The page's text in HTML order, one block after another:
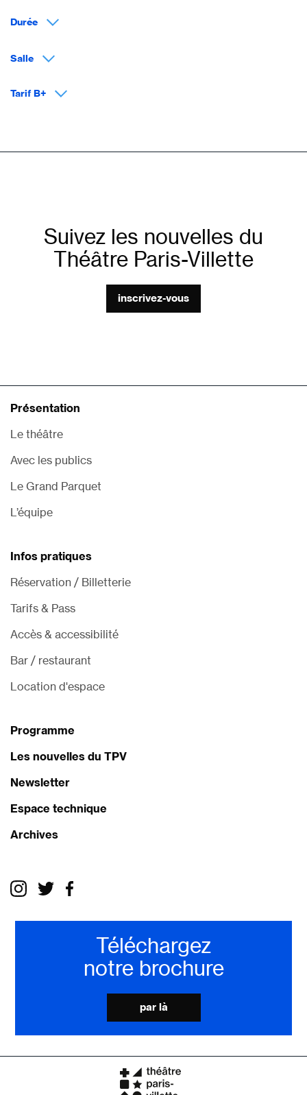
Durée
Salle
Tarif B+
Suivez les nouvelles du
Théâtre Paris-Villette
inscrivez-vous
Présentation
Le théâtre
Avec les publics
Le Grand Parquet
L’équipe
Infos pratiques
Réservation / Billetterie
Tarifs & Pass
Accès & accessibilité
Bar / restaurant
Location d'espace
Programme
Les nouvelles du TPV
Newsletter
Espace technique
Archives
Téléchargez
notre brochure
par là